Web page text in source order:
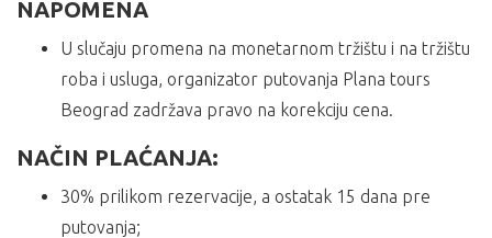
NAPOMENA
U slučaju promena na monetarnom tržištu i na tržištu
roba i usluga, organizator putovanja Plana tours
Beograd zadržava pravo na korekciju cena.
NAČIN PLAĆANJA:
30% prilikom rezervacije, a ostatak 15 dana pre
putovanja;